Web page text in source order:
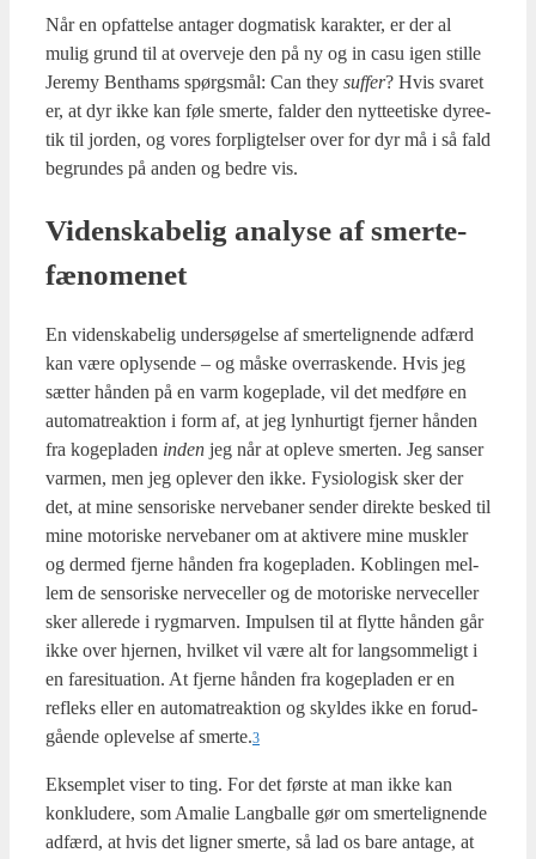
Når en opfat­tel­se anta­ger dog­ma­tisk karak­ter, er der al
mulig grund til at over­ve­je den på ny og in casu igen stil­le
Jere­my Bent­hams spørgs­mål: Can they suf­fer? Hvis sva­ret
er, at dyr ikke kan føle smer­te, fal­der den nyt­te­e­ti­ske dyre­e­
tik til jor­den, og vores for­plig­tel­ser over for dyr må i så fald
begrun­des på anden og bed­re vis.
Viden­ska­be­lig ana­ly­se af smer­te­
fæ­no­me­net
En viden­ska­be­lig under­sø­gel­se af smerte­lig­nen­de adfærd
kan være oply­sen­de – og måske over­ra­sken­de. Hvis jeg
sæt­ter hån­den på en varm koge­pla­de, vil det med­fø­re en
auto­ma­tre­ak­tion i form af, at jeg lyn­hur­tigt fjer­ner hån­den
fra koge­pla­den inden jeg når at ople­ve smer­ten. Jeg san­ser
var­men, men jeg ople­ver den ikke. Fysi­o­lo­gisk sker der
det, at mine sen­so­ri­ske ner­ve­ba­ner sen­der direk­te besked til
mine moto­ri­ske ner­ve­ba­ner om at akti­ve­re mine mus­k­ler
og der­med fjer­ne hån­den fra koge­pla­den. Kob­lin­gen mel­
lem de sen­so­ri­ske ner­ve­cel­ler og de moto­ri­ske ner­ve­cel­ler
sker alle­re­de i ryg­mar­ven. Impul­sen til at flyt­te hån­den går
ikke over hjer­nen, hvil­ket vil være alt for lang­som­me­ligt i
en fare­si­tu­a­tion. At fjer­ne hån­den fra koge­pla­den er en
refleks eller en auto­ma­tre­ak­tion og skyl­des ikke en for­ud­
gå­en­de ople­vel­se af smerte.3
Eksemp­let viser to ting. For det før­ste at man ikke kan
kon­klu­de­re, som Ama­lie Lang­bal­le gør om smerte­lig­nen­de
adfærd, at hvis det lig­ner smer­te, så lad os bare anta­ge, at